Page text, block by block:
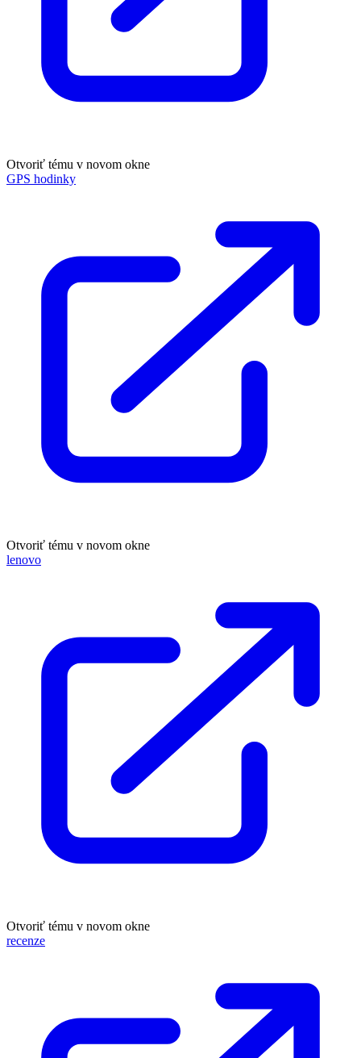
Otvoriť tému v novom okne
GPS hodinky
Otvoriť tému v novom okne
lenovo
Otvoriť tému v novom okne
recenze